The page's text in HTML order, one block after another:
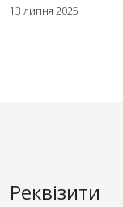
13 липня 2025
Реквізити